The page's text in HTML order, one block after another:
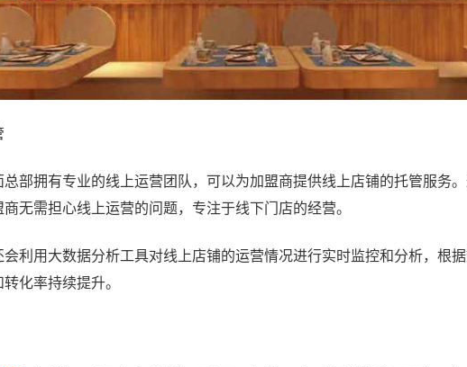
部拥有专业的线上运营团队，可以为加盟商提供线上店铺的托管服务
无需担心线上运营的问题，专注于线下门店的经营。
利用大数据分析工具对线上店铺的运营情况进行实时监控和分析，根
化率持续提升。